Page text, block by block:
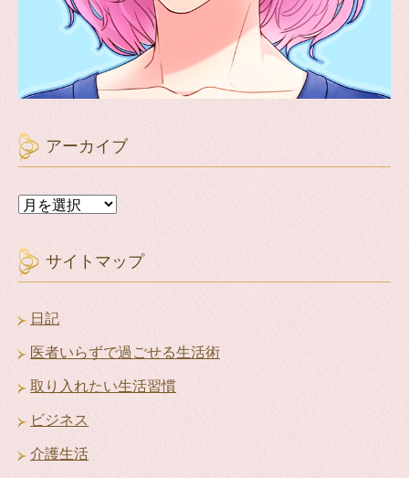
アーカイブ
ア
イ
ブ
サイトマップ
日記
医者いらずで過ごせる生活術
取り入れたい生活習慣
ビジネス
介護生活